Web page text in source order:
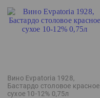
Вино Evpatoria 1928,
Бастардо столовое красное
сухое 10-12% 0,75л